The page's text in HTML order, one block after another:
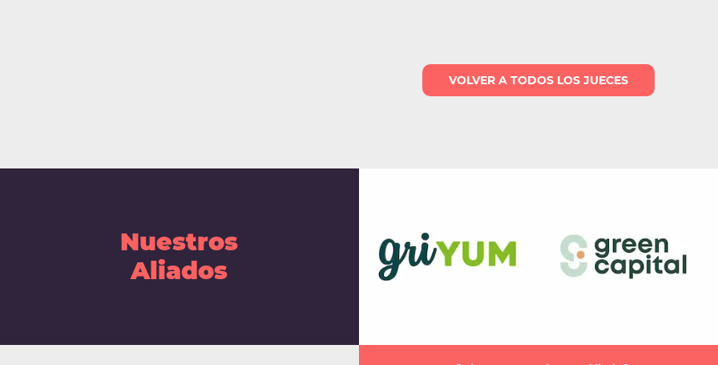
VOLVER A TODOS LOS JUECES
Nuestros
Aliados